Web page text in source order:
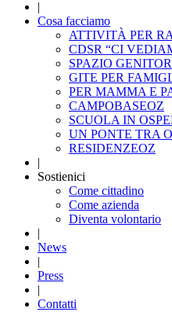
|
Cosa facciamo
ATTIVITÀ PER
CDSR “CI
SPAZIO
GITE PER
PER MAMMA E
CAMPOBASEOZ
SCUOLA IN
UN PONTE TRA
RESIDENZEOZ
|
Sostienici
Come cittadino
Come azienda
Diventa volontario
|
News
|
Press
|
Contatti